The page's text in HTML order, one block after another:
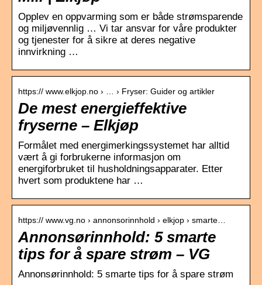
Opplev en oppvarming som er både strømsparende
og miljøvennlig … Vi tar ansvar for våre produkter
og tjenester for å sikre at deres negative
innvirkning …
https:// www.elkjop.no › … › Fryser: Guider og artikler
De mest energieffektive
fryserne – Elkjøp
Formålet med energimerkingssystemet har alltid
vært å gi forbrukerne informasjon om
energiforbruket til husholdningsapparater. Etter
hvert som produktene har …
https:// www.vg.no › annonsorinnhold › elkjop › smarte…
Annonsørinnhold: 5 smarte
tips for å spare strøm – VG
Annonsørinnhold: 5 smarte tips for å spare strøm